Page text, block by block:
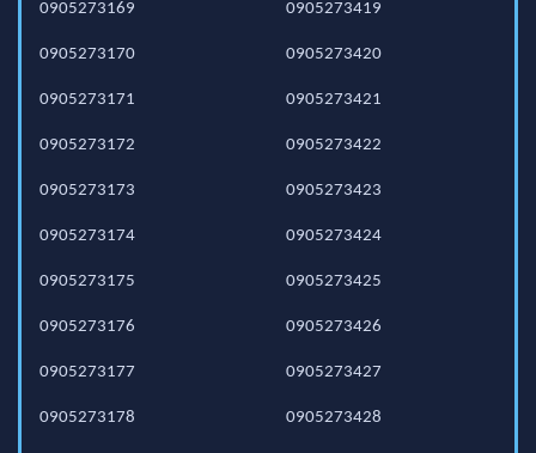
0905273169
0905273170
0905273171
0905273172
0905273173
0905273174
0905273175
0905273176
0905273177
0905273178
0905273419
0905273420
0905273421
0905273422
0905273423
0905273424
0905273425
0905273426
0905273427
0905273428